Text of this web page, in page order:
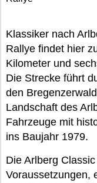
Klassiker nach
Rallye findet hier
Kilometer und
Die Strecke führt
den
Landschaft des
Fahrzeuge mit
ins Baujahr 1979.
Die Arlberg
Voraussetzungen,